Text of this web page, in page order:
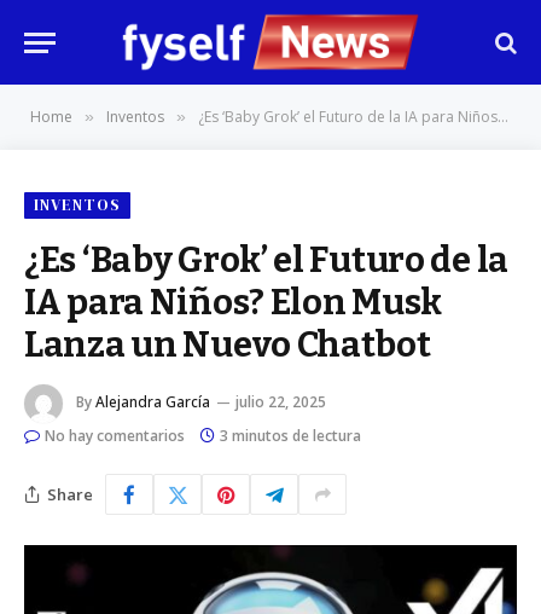
Home » Inventos » ¿Es ‘Baby Grok’ el Futuro de la IA para Niños? Elon Musk Lanza un Nuevo Chatbot
INVENTOS
¿Es ‘Baby Grok’ el Futuro de la
IA para Niños? Elon Musk
Lanza un Nuevo Chatbot
ByAlejandra García
julio 22, 2025
No hay comentarios
3 minutos de lectura
Share